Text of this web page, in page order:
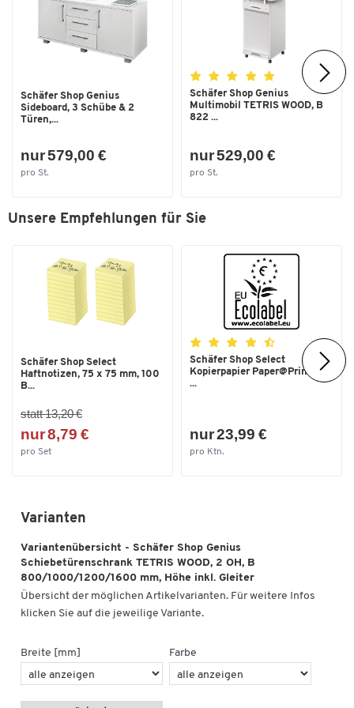
Schäfer Shop Genius
Sideboard, 3 Schübe & 2
Türen,...
nur 579,00 €
pro St.
Schäfer Shop Genius
Multimobil TETRIS WOOD, B
822 ...
nur 529,00 €
pro St.
Unsere Empfehlungen für Sie
Schäfer Shop Select
Haftnotizen, 75 x 75 mm, 100
B...
statt 13,20 €
nur 8,79 €
pro Set
Schäfer Shop Select
Kopierpapier Paper@Print, DIN
...
nur 23,99 €
pro Ktn.
Varianten
Variantenübersicht - Schäfer Shop Genius
Schiebetürenschrank TETRIS WOOD, 2 OH, B
800/1000/1200/1600 mm, Höhe inkl. Gleiter
Übersicht der möglichen Artikelvarianten. Für weitere Infos
klicken Sie auf die jeweilige Variante.
Breite [mm] Farbe